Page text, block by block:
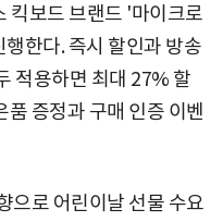
킥보드 브랜드 '마이크로
한다. 즉시 할인과 방송
적용하면 최대 27% 할
품 증정과 구매 인증 이벤
으로 어린이날 선물 수요